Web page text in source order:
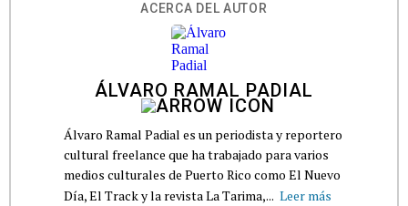
ACERCA DEL AUTOR
ÁLVARO RAMAL PADIAL
Álvaro Ramal Padial es un periodista y reportero
cultural freelance que ha trabajado para varios
medios culturales de Puerto Rico como El Nuevo
Día, El Track y la revista La Tarima,... Leer más